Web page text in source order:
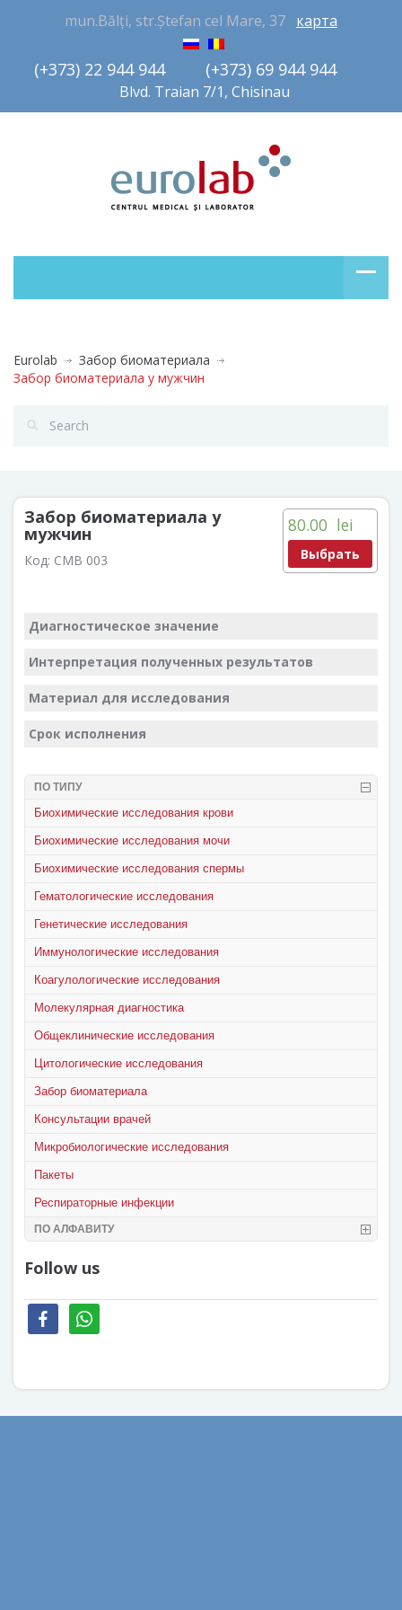
mun.Bălți, str.Ștefan cel Mare, 37 карта
(+373) 22 944 944         (+373) 69 944 944
Blvd. Traian 7/1, Chisinau
Eurolab
Забор биоматериала
Забор биоматериала у мужчин
80.00 lei
Выбрать
Забор биоматериала у
мужчин
Код: CMB 003
Диагностическое значение
Интерпретация полученных результатов
Материал для исследования
Срок исполнения
ПО ТИПУ
Биохимические исследования крови
Биохимические исследования мочи
Биохимические исследования спермы
Гематологические исследования
Генетические исследования
Иммунологические исследования
Коагулологические исследования
Молекулярная диагностика
Общеклинические исследования
Цитологические исследования
Забор биоматериала
Консультации врачей
Микробиологические исследования
Пакеты
Респираторные инфекции
ПО АЛФАВИТУ
Follow us
facebookwhatsapp